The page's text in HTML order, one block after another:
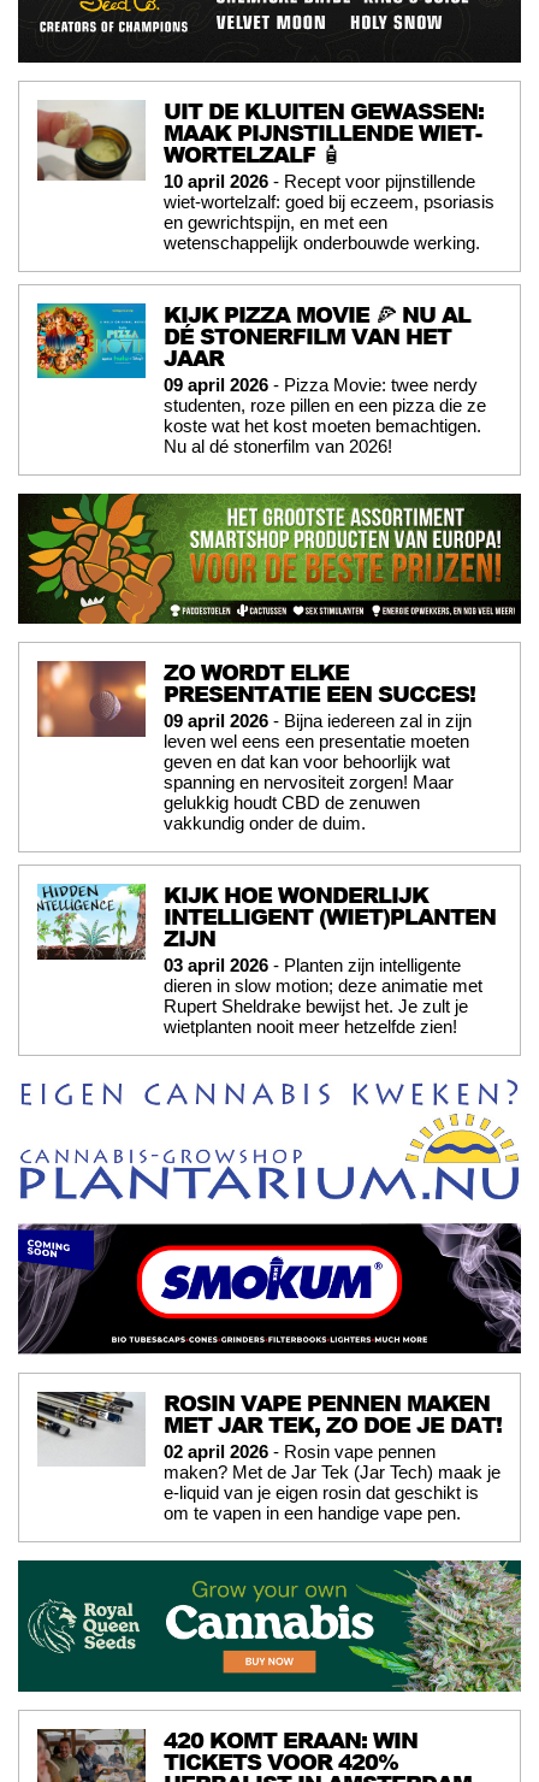
UIT DE KLUITEN GEWASSEN:
MAAK PIJNSTILLENDE WIET-
WORTELZALF 🧴
10 april 2026 - Recept voor pijnstillende
wiet-wortelzalf: goed bij eczeem, psoriasis
en gewrichtspijn, en met een
wetenschappelijk onderbouwde werking.
KIJK PIZZA MOVIE 🍕 NU AL
DÉ STONERFILM VAN HET
JAAR
09 april 2026 - Pizza Movie: twee nerdy
studenten, roze pillen en een pizza die ze
koste wat het kost moeten bemachtigen.
Nu al dé stonerfilm van 2026!
ZO WORDT ELKE
PRESENTATIE EEN SUCCES!
09 april 2026 - Bijna iedereen zal in zijn
leven wel eens een presentatie moeten
geven en dat kan voor behoorlijk wat
spanning en nervositeit zorgen! Maar
gelukkig houdt CBD de zenuwen
vakkundig onder de duim.
KIJK HOE WONDERLIJK
INTELLIGENT (WIET)PLANTEN
ZIJN
03 april 2026 - Planten zijn intelligente
dieren in slow motion; deze animatie met
Rupert Sheldrake bewijst het. Je zult je
wietplanten nooit meer hetzelfde zien!
ROSIN VAPE PENNEN MAKEN
MET JAR TEK, ZO DOE JE DAT!
02 april 2026 - Rosin vape pennen
maken? Met de Jar Tek (Jar Tech) maak je
e-liquid van je eigen rosin dat geschikt is
om te vapen in een handige vape pen.
420 KOMT ERAAN: WIN
TICKETS VOOR 420%